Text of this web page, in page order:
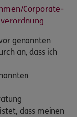
Corporate-
genannten
an, dass ich
dass meinen